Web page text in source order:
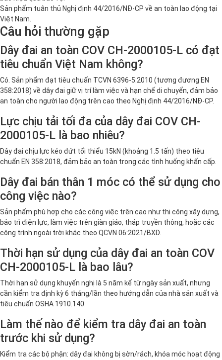
Sản phẩm tuân thủ Nghị định 44/2016/NĐ-CP về an toàn lao động tại
Việt Nam.
Câu hỏi thường gặp
Dây đai an toàn COV CH-2000105-L có đạt
tiêu chuẩn Việt Nam không?
Có. Sản phẩm đạt tiêu chuẩn TCVN 6396-5:2010 (tương đương EN
358:2018) về dây đai giữ vị trí làm việc và hạn chế di chuyển, đảm bảo
an toàn cho người lao động trên cao theo Nghị định 44/2016/NĐ-CP.
Lực chịu tải tối đa của dây đai COV CH-
2000105-L là bao nhiêu?
Dây đai chịu lực kéo đứt tối thiểu 15kN (khoảng 1.5 tấn) theo tiêu
chuẩn EN 358:2018, đảm bảo an toàn trong các tình huống khẩn cấp.
Dây đai bán thân 1 móc có thể sử dụng cho
công việc nào?
Sản phẩm phù hợp cho các công việc trên cao như thi công xây dựng,
bảo trì điện lực, làm việc trên giàn giáo, tháp truyền thông, hoặc các
công trình ngoài trời khác theo QCVN 06:2021/BXD.
Thời hạn sử dụng của dây đai an toàn COV
CH-2000105-L là bao lâu?
Thời hạn sử dụng khuyến nghị là 5 năm kể từ ngày sản xuất, nhưng
cần kiểm tra định kỳ 6 tháng/lần theo hướng dẫn của nhà sản xuất và
tiêu chuẩn OSHA 1910.140.
Làm thế nào để kiểm tra dây đai an toàn
trước khi sử dụng?
Kiểm tra các bộ phận: dây đai không bị sờn/rách, khóa móc hoạt động